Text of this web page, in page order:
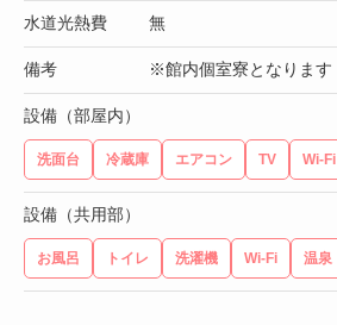
水道光熱費 無
備考 ※館内個室寮となります
設備（部屋内）
洗面台 冷蔵庫 エアコン TV Wi-Fi
設備（共用部）
お風呂 トイレ 洗濯機 Wi-Fi 温泉